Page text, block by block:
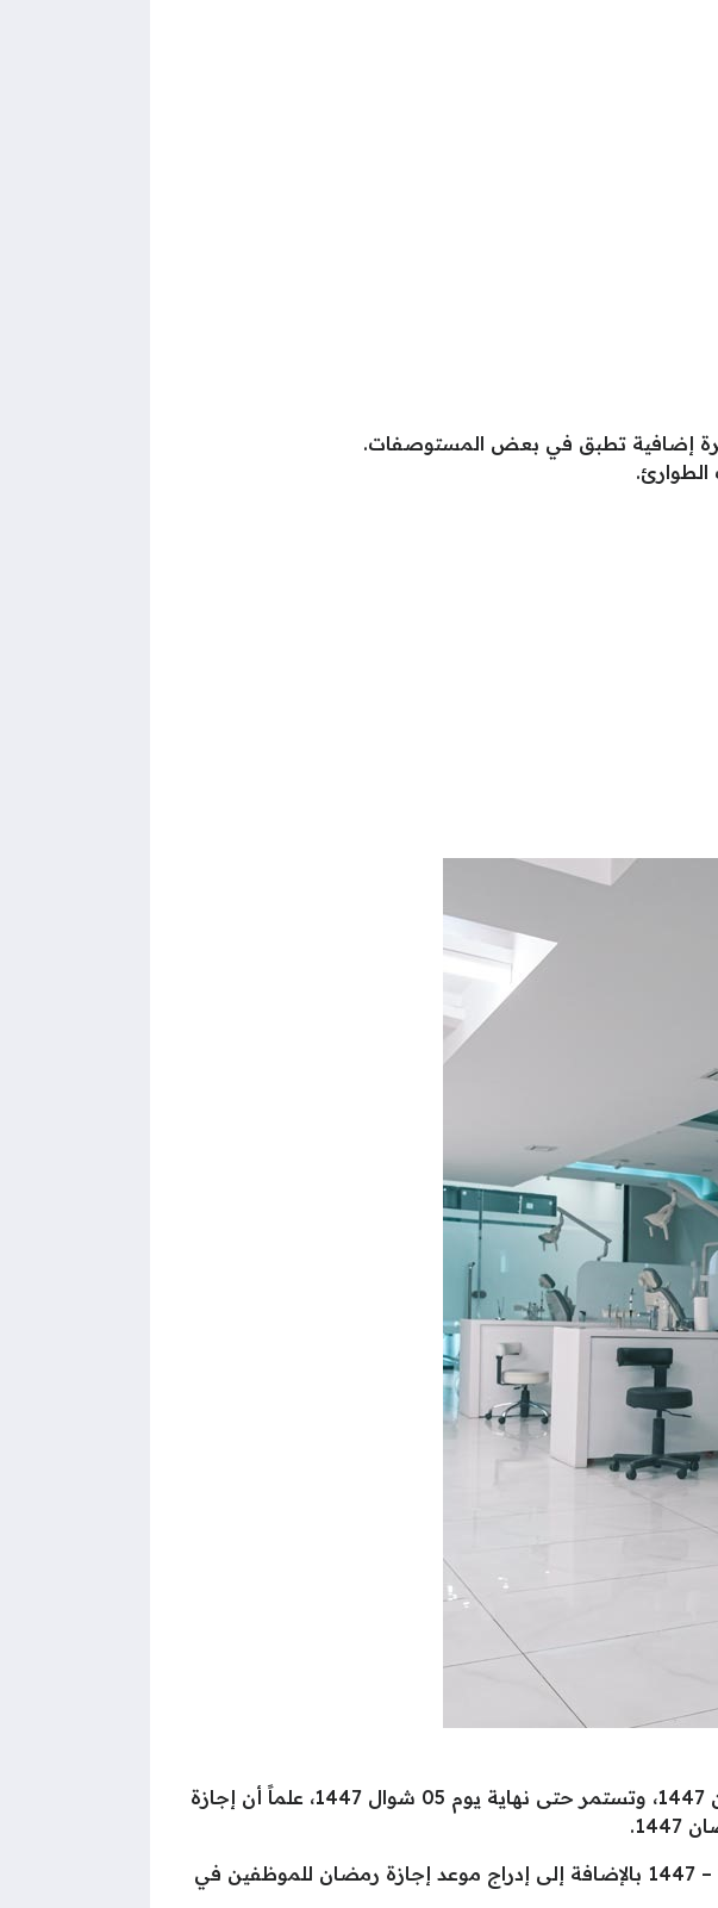
المبارك في المملكة العربية السعودية مع نهاية يوم 24 رمضان 1447، وتستمر حتى نهاية يوم 05 شوال 1447، علماً أن إجازة
2026 – 1447 بالإضافة إلى إدراج موعد إجازة رمضان للموظفين في